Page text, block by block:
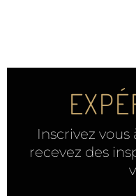
Inscrivez
recevez des